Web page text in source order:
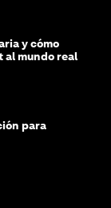
y cómo
al mundo real
para